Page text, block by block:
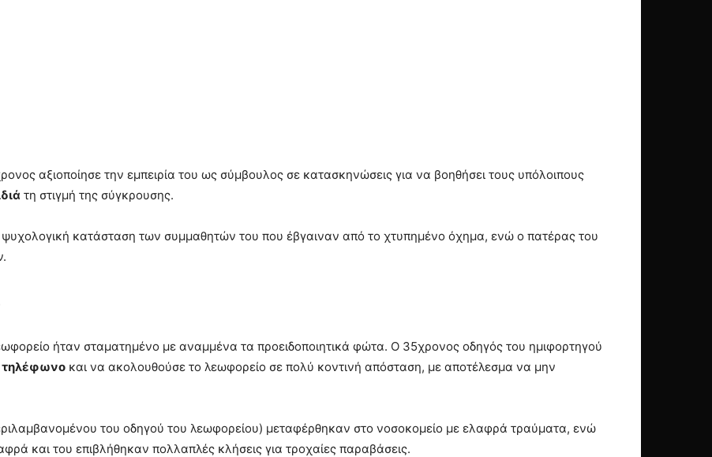
αξιοποίησε την εμπειρία του ως σύμβουλος σε κατασκηνώσεις για να βοηθήσει τους υπόλοιπους
τη στιγμή της σύγκρουσης.
κατάσταση των συμμαθητών του που έβγαιναν από το χτυπημένο όχημα, ενώ ο πατέρας του
ήταν σταματημένο με αναμμένα τα προειδοποιητικά φώτα. Ο 35χρονος οδηγός του ημιφορτηγού
τηλέφωνο και να ακολουθούσε το λεωφορείο σε πολύ κοντινή απόσταση, με αποτέλεσμα να μην
του οδηγού του λεωφορείου) μεταφέρθηκαν στο νοσοκομείο με ελαφρά τραύματα, ενώ
και του επιβλήθηκαν πολλαπλές κλήσεις για τροχαίες παραβάσεις.